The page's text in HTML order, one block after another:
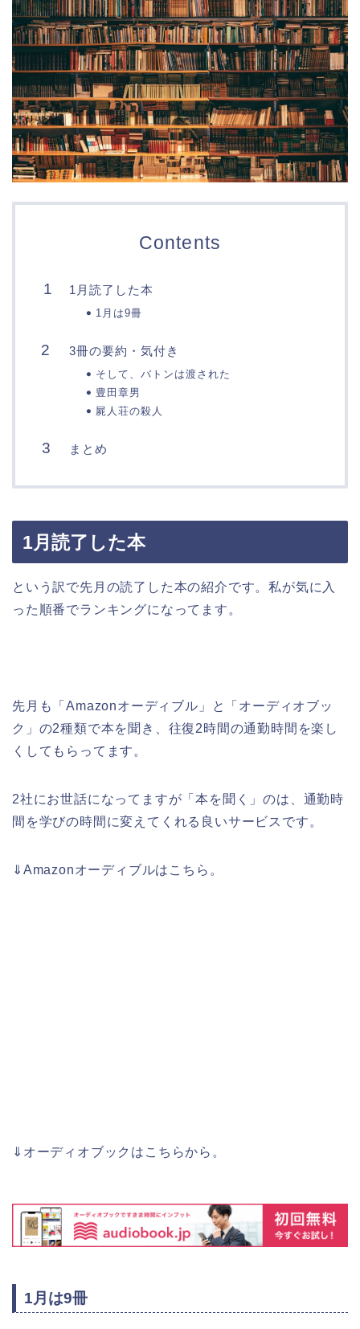
Contents
1月読了した本
1月は9冊
3冊の要約・気付き
そして、バトンは渡された
豊田章男
屍人荘の殺人
まとめ
1月読了した本
という訳で先月の読了した本の紹介です。私が気に入
った順番でランキングになってます。
先月も「Amazonオーディブル」と「オーディオブッ
ク」の2種類で本を聞き、往復2時間の通勤時間を楽し
くしてもらってます。
2社にお世話になってますが「本を聞く」のは、通勤時
間を学びの時間に変えてくれる良いサービスです。
⇓Amazonオーディブルはこちら。
⇓オーディオブックはこちらから。
1月は9冊